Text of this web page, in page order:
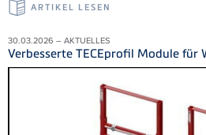
ARTIKEL LESEN
30.03.2026 – AKTUELLES
Verbesserte TECEprofil Module für